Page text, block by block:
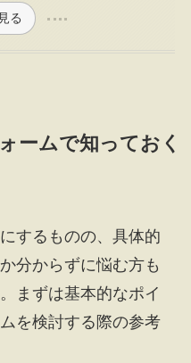
る
ームで知っておく
するものの、具体的
分からずに悩む方も
まずは基本的なポイ
を検討する際の参考